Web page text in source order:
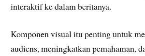
interaktif ke dalam beritanya.
Komponen visual itu penting untuk
audiens, meningkatkan pemahaman,